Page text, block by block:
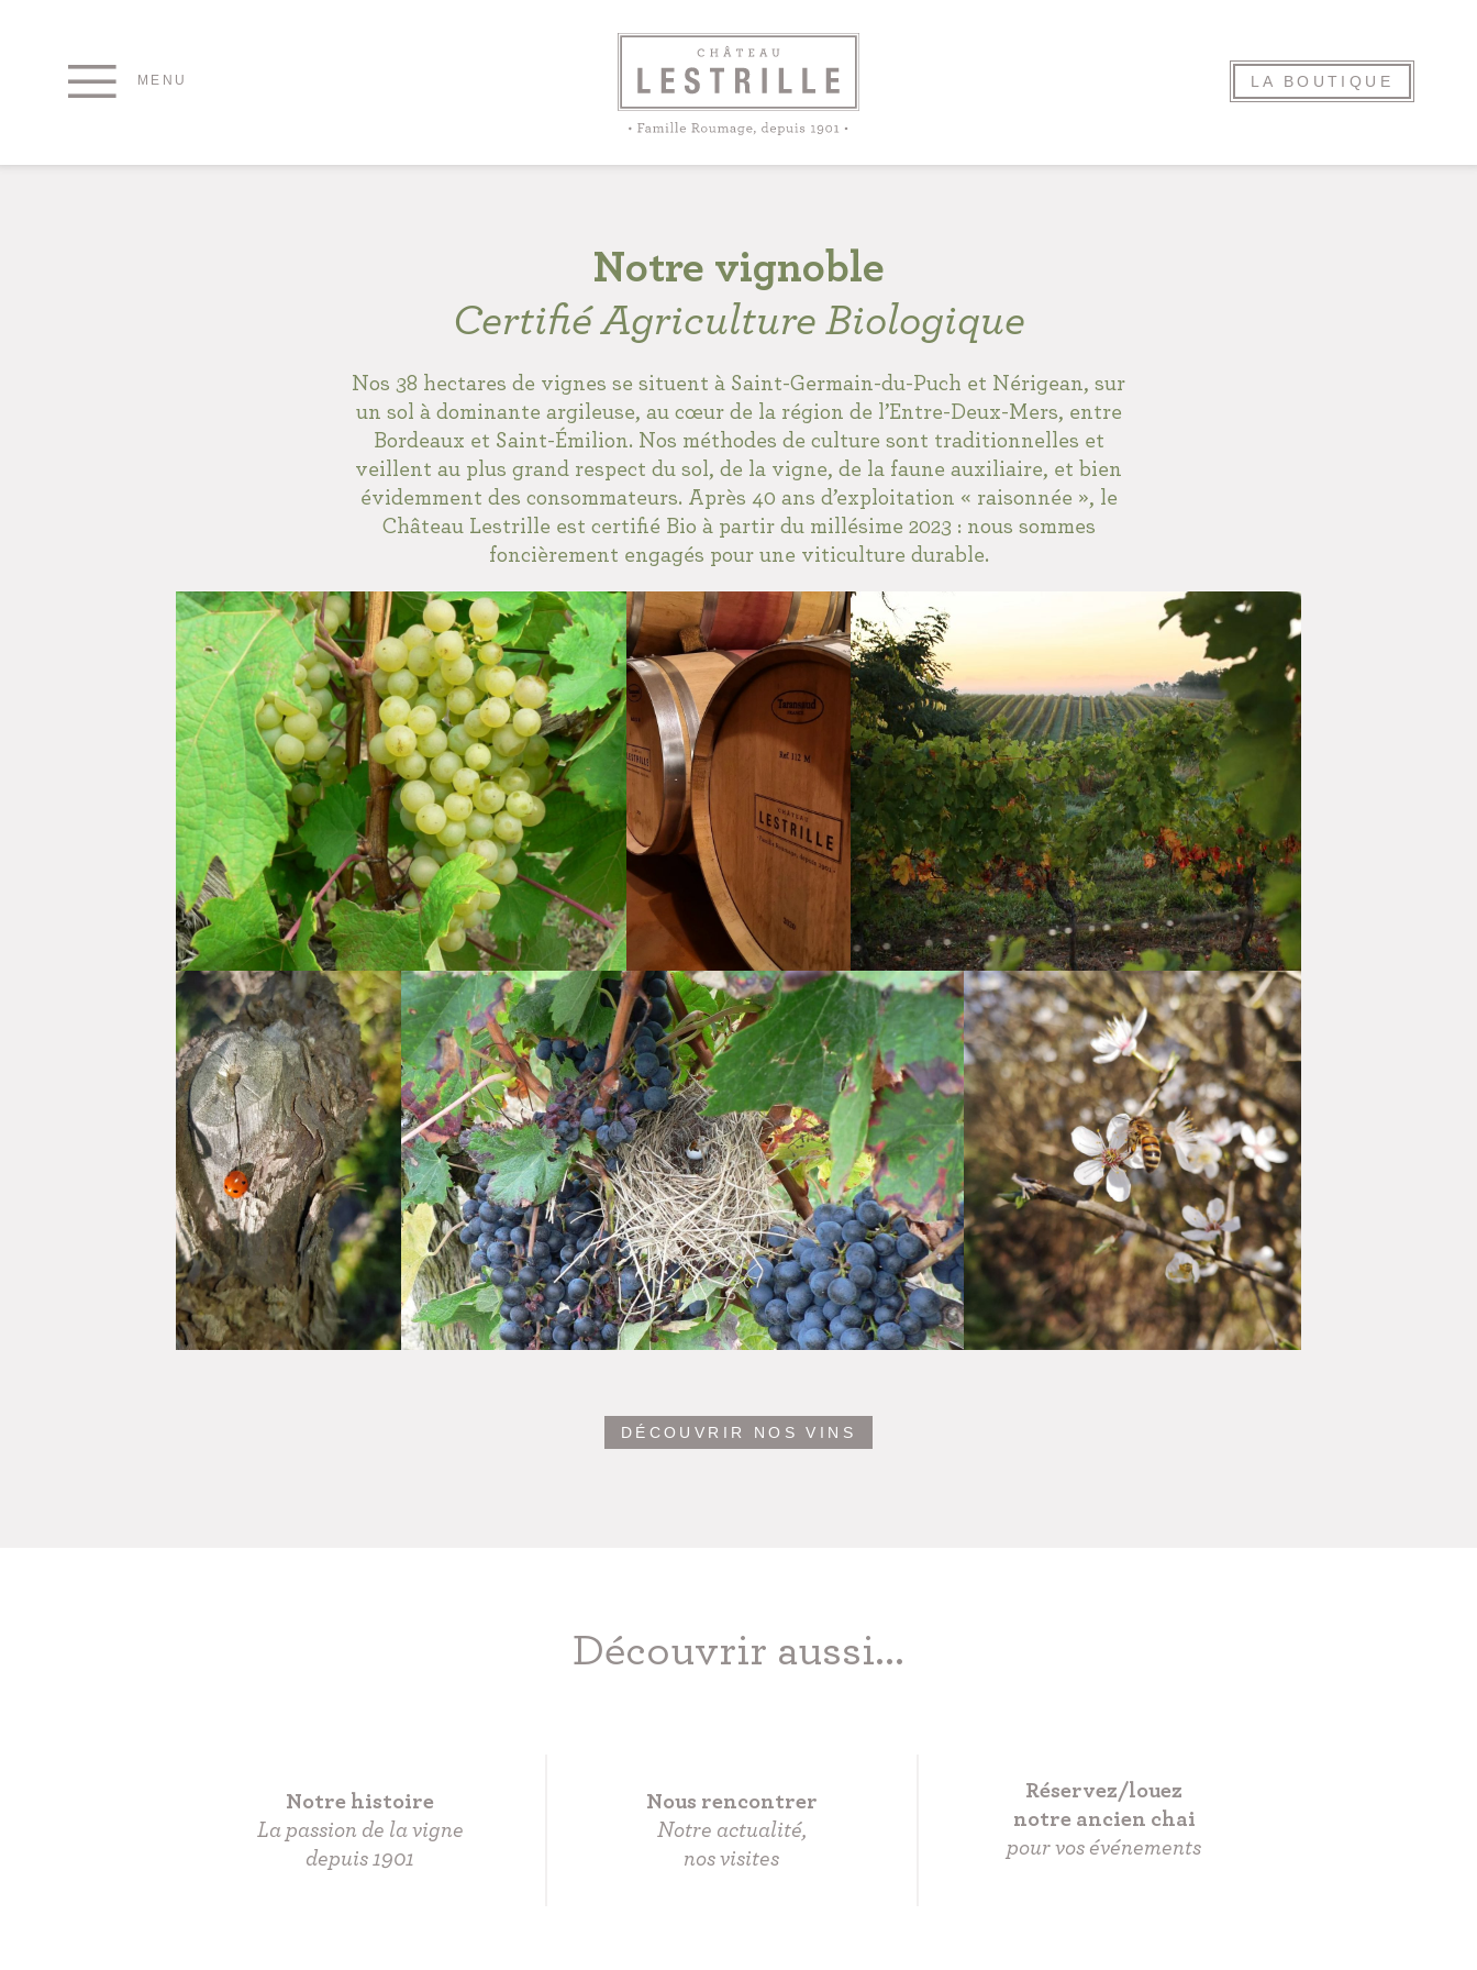
MENU LA BOUTIQUE
Notre vignoble
Certifié Agriculture Biologique
Nos 38 hectares de vignes se situent à Saint-Germain-du-Puch et Nérigean, sur
un sol à dominante argileuse, au cœur de la région de l’Entre-Deux-Mers, entre
Bordeaux et Saint-Émilion. Nos méthodes de culture sont traditionnelles et
veillent au plus grand respect du sol, de la vigne, de la faune auxiliaire, et bien
évidemment des consommateurs. Après 40 ans d’exploitation « raisonnée », le
Château Lestrille est certifié Bio à partir du millésime 2023 : nous sommes
foncièrement engagés pour une viticulture durable.
DÉCOUVRIR NOS VINS
Découvrir aussi...
Notre histoire
La passion de la vigne
depuis 1901
Nous rencontrer
Notre actualité,
nos visites
Réservez/louez
notre ancien chai
pour vos événements